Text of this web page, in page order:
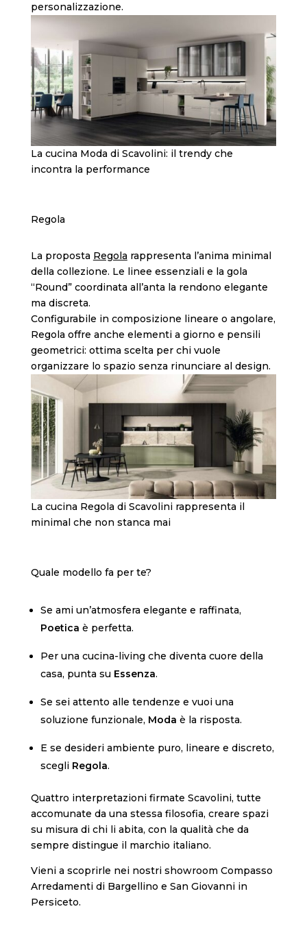
personalizzazione.
La cucina Moda di Scavolini: il trendy che
incontra la performance
Regola
La proposta Regola rappresenta l’anima minimal
della collezione. Le linee essenziali e la gola
“Round” coordinata all’anta la rendono elegante
ma discreta.
Configurabile in composizione lineare o angolare,
Regola offre anche elementi a giorno e pensili
geometrici: ottima scelta per chi vuole
organizzare lo spazio senza rinunciare al design.
La cucina Regola di Scavolini rappresenta il
minimal che non stanca mai
Quale modello fa per te?
Se ami un’atmosfera elegante e raffinata,
Poetica è perfetta.
Per una cucina-living che diventa cuore della
casa, punta su Essenza.
Se sei attento alle tendenze e vuoi una
soluzione funzionale, Moda è la risposta.
E se desideri ambiente puro, lineare e discreto,
scegli Regola.
Quattro interpretazioni firmate Scavolini, tutte
accomunate da una stessa filosofia, creare spazi
su misura di chi li abita, con la qualità che da
sempre distingue il marchio italiano.
Vieni a scoprirle nei nostri showroom Compasso
Arredamenti di Bargellino e San Giovanni in
Persiceto.